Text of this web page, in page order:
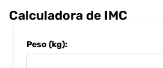
Calculadora de IMC
Peso (kg):